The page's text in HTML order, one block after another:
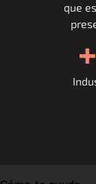
MHA Academy
que
+